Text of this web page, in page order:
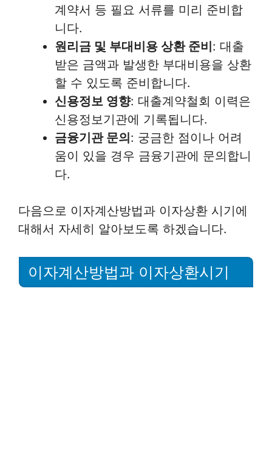
계약서 등 필요 서류를 미리 준비합
니다.
원리금 및 부대비용 상환 준비: 대출
받은 금액과 발생한 부대비용을 상환
할 수 있도록 준비합니다.
신용정보 영향: 대출계약철회 이력은
신용정보기관에 기록됩니다.
금융기관 문의: 궁금한 점이나 어려
움이 있을 경우 금융기관에 문의합니
다.
다음으로 이자계산방법과 이자상환 시기에
대해서 자세히 알아보도록 하겠습니다.
이자계산방법과 이자상환시기